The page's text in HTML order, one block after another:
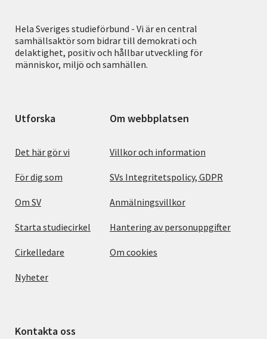
Hela Sveriges studieförbund - Vi är en central
samhällsaktör som bidrar till demokrati och
delaktighet, positiv och hållbar utveckling för
människor, miljö och samhällen.
Utforska
Det här gör vi
För dig som
Om SV
Starta studiecirkel
Cirkelledare
Nyheter
Om webbplatsen
Villkor och information
SVs Integritetspolicy, GDPR
Anmälningsvillkor
Hantering av personuppgifter
Om cookies
Kontakta oss